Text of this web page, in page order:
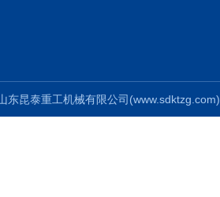
东昆泰重工机械有限公司